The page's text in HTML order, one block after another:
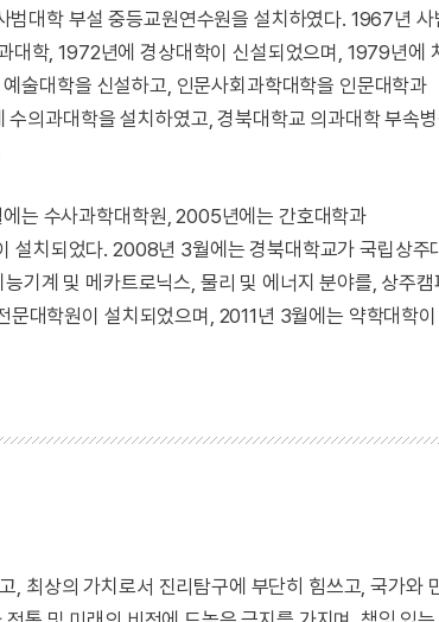
대학 부설 중등교원연수원을 설치하였다. 1967년
학, 1972년에 경상대학이 신설되었으며, 1979년에
술대학을 신설하고, 인문사회과학대학을 인문대학과
의과대학을 설치하였고, 경북대학교 의과대학 부속
는 수사과학대학원, 2005년에는 간호대학과
설치되었다. 2008년 3월에는 경북대학교가 국립상주
기계 및 메카트로닉스, 물리 및 에너지 분야를, 상주
대학원이 설치되었으며, 2011년 3월에는 약학대학이
, 최상의 가치로서 진리탐구에 부단히 힘쓰고, 국가와